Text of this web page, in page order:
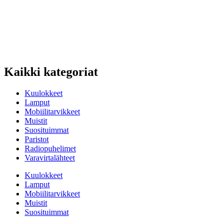
Kaikki kategoriat
Kuulokkeet
Lamput
Mobiilitarvikkeet
Muistit
Suosituimmat
Paristot
Radiopuhelimet
Varavirtalähteet
Kuulokkeet
Lamput
Mobiilitarvikkeet
Muistit
Suosituimmat